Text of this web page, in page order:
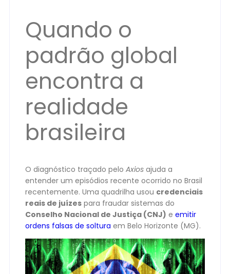
Quando o
padrão global
encontra a
realidade
brasileira
O diagnóstico traçado pelo Axios ajuda a
entender um episódios recente ocorrido no Brasil
recentemente. Uma quadrilha usou credenciais
reais de juízes para fraudar sistemas do
Conselho Nacional de Justiça (CNJ) e emitir
ordens falsas de soltura em Belo Horizonte (MG).